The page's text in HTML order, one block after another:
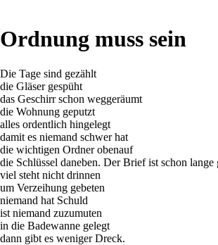
Ordnung muss sein
Die Tage sind gezählt
die Gläser gespüht
das Geschirr schon weggeräumt
die Wohnung geputzt
alles ordentlich hingelegt
damit es niemand schwer hat
die wichtigen Ordner obenauf
die Schlüssel daneben. Der Brief ist schon lange
viel steht nicht drinnen
um Verzeihung gebeten
niemand hat Schuld
ist niemand zuzumuten
in die Badewanne gelegt
dann gibt es weniger Dreck.